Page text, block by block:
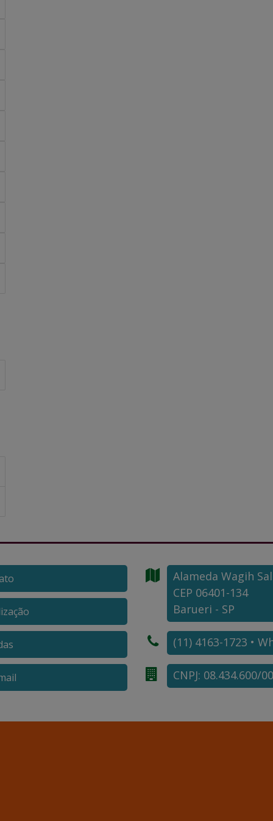
Alameda Wagih
CEP 06401-134
Barueri - SP
(11) 4163-1723 •
CNPJ: 08.434.600/